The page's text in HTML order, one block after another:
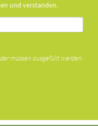
und verstanden.
müssen ausgefüllt werden.